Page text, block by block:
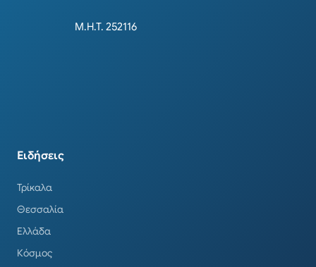
Μ.Η.Τ. 252116
Ειδήσεις
Τρίκαλα
Θεσσαλία
Ελλάδα
Κόσμος